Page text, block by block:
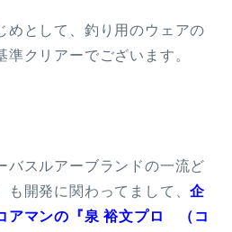
めとして、釣り用のウェアの
クリアーでございます。
バスルアーブランドの一流ど
も開発に関わってまして、企
アマンの『泉 裕文プロ （コ